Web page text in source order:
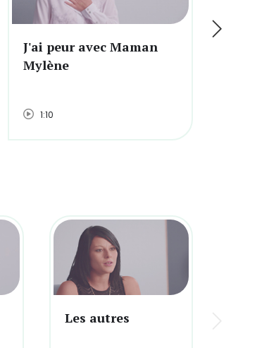
J'ai peur avec Maman
Mylène
1:10
Les autres